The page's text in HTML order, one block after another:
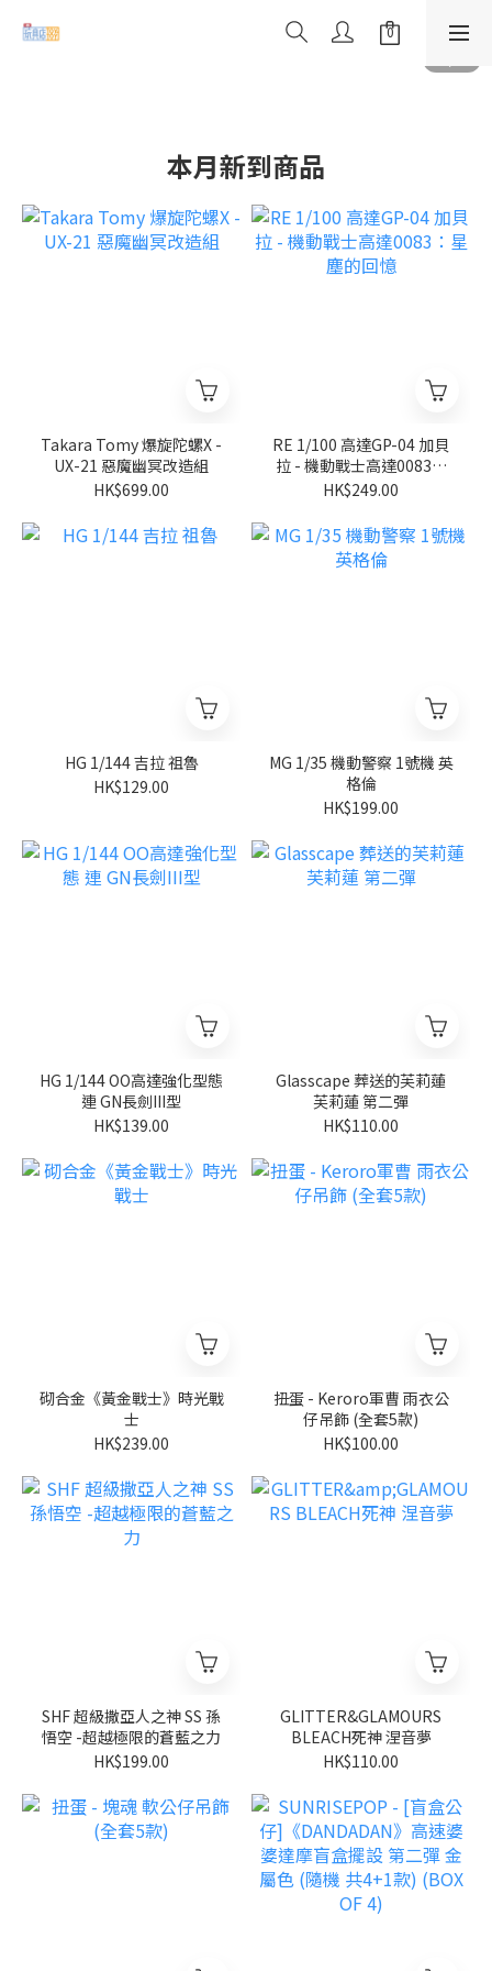
本月新到商品
Takara Tomy 爆旋陀螺X -
UX-21 惡魔幽冥改造組
HK$699.00
RE 1/100 高達GP-04 加貝
拉 - 機動戰士高達0083：
星塵的回憶
HK$249.00
HG 1/144 吉拉 祖魯
HK$129.00
MG 1/35 機動警察 1號機 英
格倫
HK$199.00
HG 1/144 OO高達強化型態
連 GN長劍III型
HK$139.00
Glasscape 葬送的芙莉蓮
芙莉蓮 第二彈
HK$110.00
砌合金《黃金戰士》時光戰
士
HK$239.00
扭蛋 - Keroro軍曹 雨衣公
仔吊飾 (全套5款)
HK$100.00
SHF 超級撒亞人之神 SS 孫
悟空 -超越極限的蒼藍之力
HK$199.00
GLITTER&GLAMOURS
BLEACH死神 涅音夢
HK$110.00